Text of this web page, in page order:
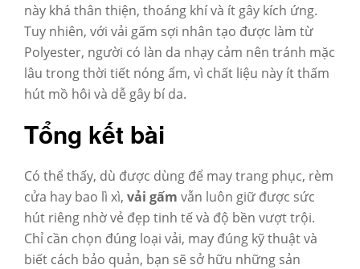
này khá thân thiện, thoáng khí và ít gây kích ứng.
Tuy nhiên, với vải gấm sợi nhân tạo được làm từ
Polyester, người có làn da nhạy cảm nên tránh mặc
lâu trong thời tiết nóng ẩm, vì chất liệu này ít thấm
hút mồ hôi và dễ gây bí da.
Tổng kết bài
Có thể thấy, dù được dùng để may trang phục, rèm
cửa hay bao lì xì, vải gấm vẫn luôn giữ được sức
hút riêng nhờ vẻ đẹp tinh tế và độ bền vượt trội.
Chỉ cần chọn đúng loại vải, may đúng kỹ thuật và
biết cách bảo quản, bạn sẽ sở hữu những sản